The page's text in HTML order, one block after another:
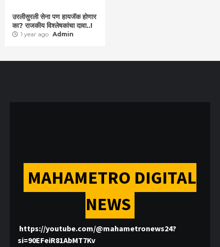
उरलीसुरली सेना पण हायजॅक होणार
का? राजकीय विश्लेषकांचा दावा..!
1 year ago Admin
MAHAMETRO DIGITAL
NEWS
https://youtube.com/@mahametronews24?
si=90EFeiR81AbMT7Kv